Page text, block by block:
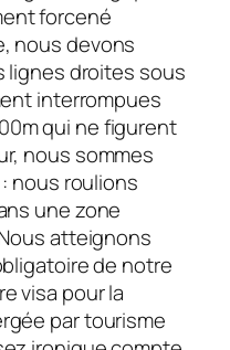
forcené
nous devons
lignes droites sous
interrompues
qui ne figurent
nous sommes
nous roulions
une zone
atteignons
de notre
visa pour la
par tourisme